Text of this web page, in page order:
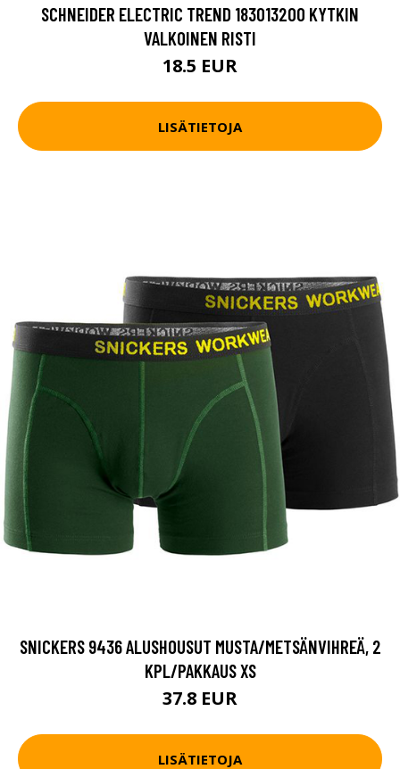
SCHNEIDER ELECTRIC TREND 183013200 KYTKIN
VALKOINEN RISTI
18.5 EUR
LISÄTIETOJA
SNICKERS 9436 ALUSHOUSUT MUSTA/METSÄNVIHREÄ, 2
KPL/PAKKAUS XS
37.8 EUR
LISÄTIETOJA